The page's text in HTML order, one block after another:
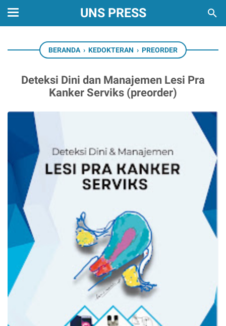
UNS PRESS
BERANDA › KEDOKTERAN › PREORDER
Deteksi Dini dan Manajemen Lesi Pra
Kanker Serviks (preorder)